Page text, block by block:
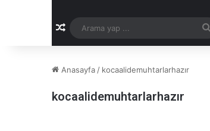
Rastgele Makale
Anasayfa / kocaalidemuhtarlarhazır
kocaalidemuhtarlarhazır